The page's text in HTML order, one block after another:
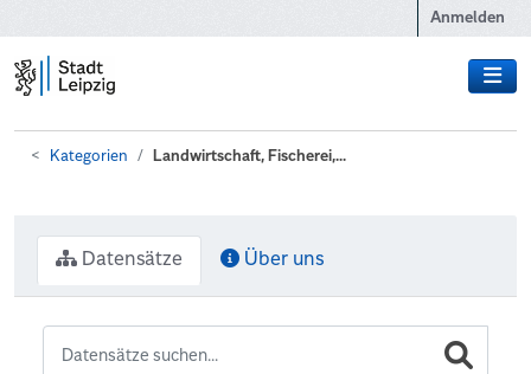
Anmelden
Kategorien Landwirtschaft, Fischerei,...
Datensätze Über uns